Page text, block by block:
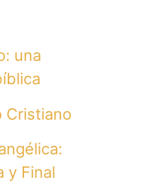
una
Cristiano
y Final